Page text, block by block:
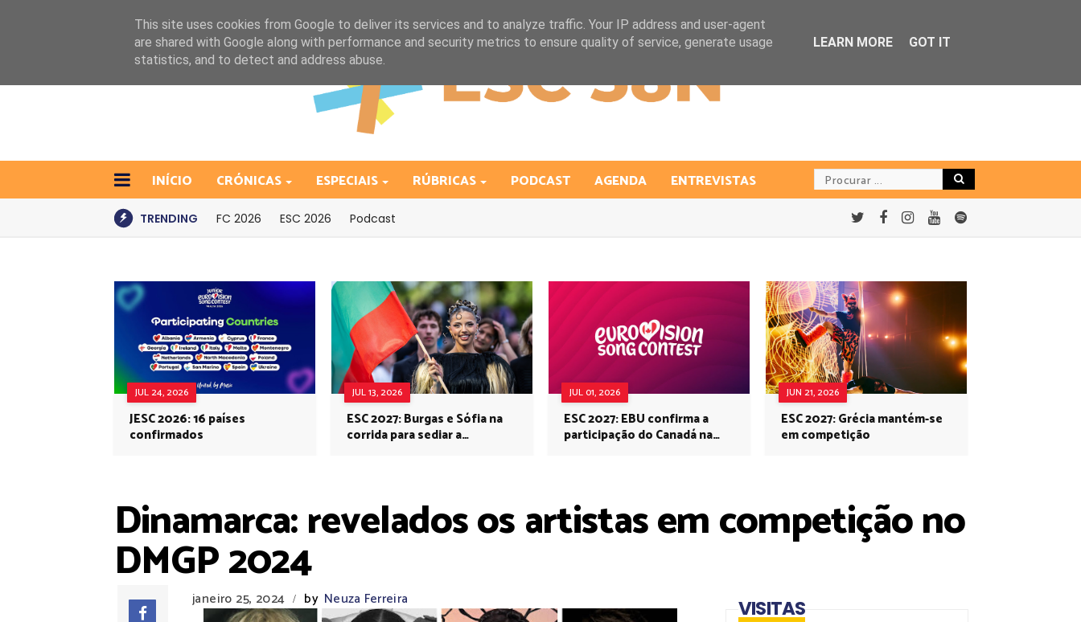
INÍCIO CRÓNICAS ESPECIAIS RÚBRICAS PODCAST AGENDA ENTREVISTAS
TRENDING FC 2026 ESC 2026 Podcast
JUL 24, 2026
JESC 2026: 16 países
confirmados
JUL 13, 2026
ESC 2027: Burgas e Sófia na
corrida para sediar a
JUL 01, 2026
ESC 2027: EBU confirma a
participação do Canadá na
JUN 21, 2026
ESC 2027: Grécia mantém-se
em competição
Dinamarca: revelados os artistas em competição no
DMGP 2024
janeiro 25, 2024 / by Neuza Ferreira VISITAS
This site uses cookies from Google to deliver its services and to analyze traffic. Your IP address and user-agent
are shared with Google along with performance and security metrics to ensure quality of service, generate usage
statistics, and to detect and address abuse.
LEARN MORE GOT IT